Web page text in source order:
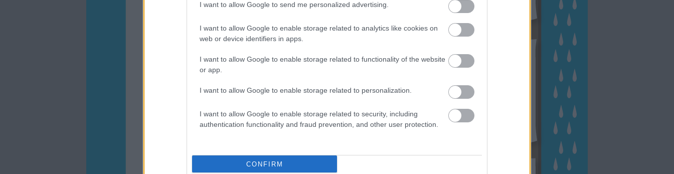
I want to allow Google to send me personalized advertising.
I want to allow Google to enable storage related to analytics like cookies on
web or device identifiers in apps.
I want to allow Google to enable storage related to functionality of the website
or app.
I want to allow Google to enable storage related to personalization.
I want to allow Google to enable storage related to security, including
authentication functionality and fraud prevention, and other user protection.
CONFIRM